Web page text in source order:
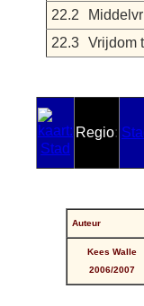
22.2
22.3 Vrijdom
Regio:
Auteur
Kees Walle
2006/2007